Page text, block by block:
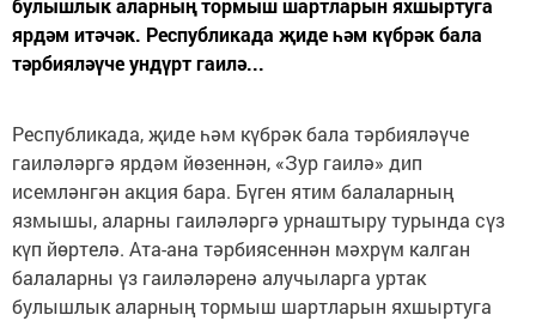
булышлык аларның тормыш шартларын яхшыртуга
ярдәм итәчәк. Республикада җиде һәм күбрәк бала
тәрбияләүче ундүрт гаилә...
Республикада, җиде һәм күбрәк бала тәрбияләүче
гаиләләргә ярдәм йөзеннән, «Зур гаилә» дип
исемләнгән акция бара. Бүген ятим балаларның
язмышы, аларны гаиләләргә урнаштыру турында сүз
күп йөртелә. Ата-ана тәрбиясеннән мәхрүм калган
балаларны үз гаиләләренә алучыларга уртак
булышлык аларның тормыш шартларын яхшыртуга